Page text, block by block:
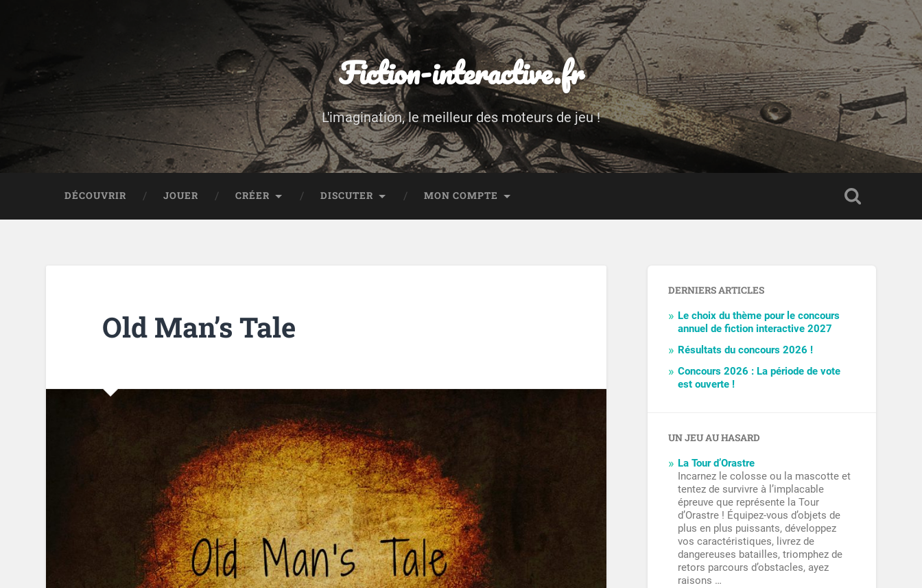
Fiction-interactive.fr
L'imagination, le meilleur des moteurs de jeu !
DÉCOUVRIR JOUER CRÉER DISCUTER MON COMPTE
Old Man’s Tale
DERNIERS ARTICLES
Le choix du thème pour le concours
annuel de fiction interactive 2027
Résultats du concours 2026 !
Concours 2026 : La période de vote
est ouverte !
UN JEU AU HASARD
La Tour d’Orastre
Incarnez le colosse ou la mascotte et
tentez de survivre à l’implacable
épreuve que représente la Tour
d’Orastre ! Équipez-vous d’objets de
plus en plus puissants, développez
vos caractéristiques, livrez de
dangereuses batailles, triomphez de
retors parcours d’obstacles, ayez
raisons …